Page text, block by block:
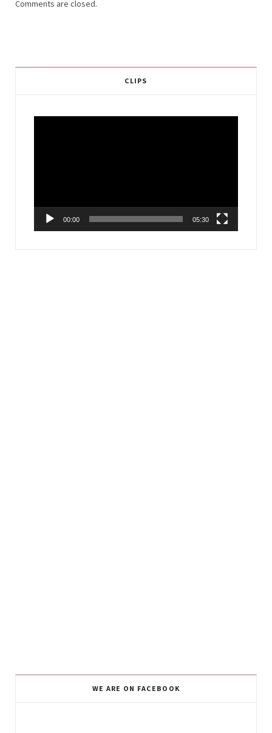
Comments are closed.
CLIPS
00:00 05:30
WE ARE ON FACEBOOK